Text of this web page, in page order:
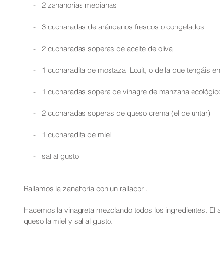
     -   2 zanahorias medianas
     -   3 cucharadas de arándanos frescos o congelados
     -   2 cucharadas soperas de aceite de oliva
-   1 cucharadita de mostaza  Louit, o de la que tengáis
-   1 cucharadas sopera de vinagre de manzana
     -   2 cucharadas soperas de queso crema (el de untar)
     -   1 cucharadita de miel
     -   sal al gusto
Rallamos la zanahoria con un rallador .
Hacemos la vinagreta mezclando todos los ingredientes. El
queso la miel y sal al gusto.